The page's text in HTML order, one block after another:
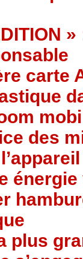
carte
des
plus